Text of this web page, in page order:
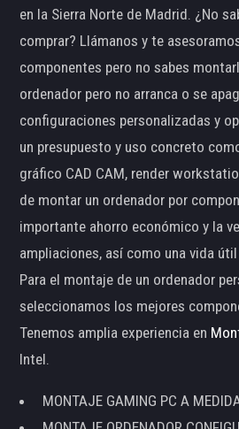
en la Sierra Norte de Madrid. ¿No
comprar? Llámanos y te
componentes pero no sabes
ordenador pero no arranca o se
configuraciones personalizadas y
un presupuesto y uso concreto
gráfico CAD CAM, render
de montar un ordenador por
importante ahorro económico y la
ampliaciones, así como una vida
Para el montaje de un ordenador
seleccionamos los mejores
Tenemos amplia experiencia en
Intel.
MONTAJE GAMING PC A